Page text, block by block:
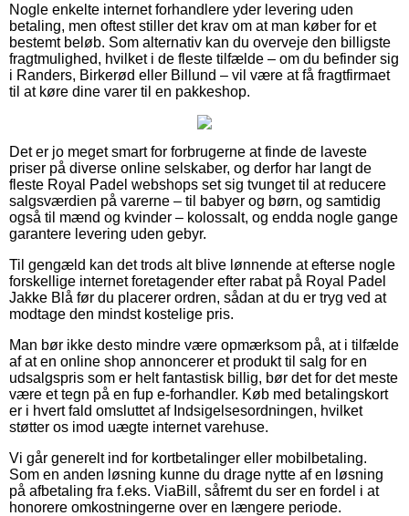
Nogle enkelte internet forhandlere yder levering uden
betaling, men oftest stiller det krav om at man køber for et
bestemt beløb. Som alternativ kan du overveje den billigste
fragtmulighed, hvilket i de fleste tilfælde – om du befinder sig
i Randers, Birkerød eller Billund – vil være at få fragtfirmaet
til at køre dine varer til en pakkeshop.
Det er jo meget smart for forbrugerne at finde de laveste
priser på diverse online selskaber, og derfor har langt de
fleste Royal Padel webshops set sig tvunget til at reducere
salgsværdien på varerne – til babyer og børn, og samtidig
også til mænd og kvinder – kolossalt, og endda nogle gange
garantere levering uden gebyr.
Til gengæld kan det trods alt blive lønnende at efterse nogle
forskellige internet foretagender efter rabat på Royal Padel
Jakke Blå før du placerer ordren, sådan at du er tryg ved at
modtage den mindst kostelige pris.
Man bør ikke desto mindre være opmærksom på, at i tilfælde
af at en online shop annoncerer et produkt til salg for en
udsalgspris som er helt fantastisk billig, bør det for det meste
være et tegn på en fup e-forhandler. Køb med betalingskort
er i hvert fald omsluttet af Indsigelsesordningen, hvilket
støtter os imod uægte internet varehuse.
Vi går generelt ind for kortbetalinger eller mobilbetaling.
Som en anden løsning kunne du drage nytte af en løsning
på afbetaling fra f.eks. ViaBill, såfremt du ser en fordel i at
honorere omkostningerne over en længere periode.